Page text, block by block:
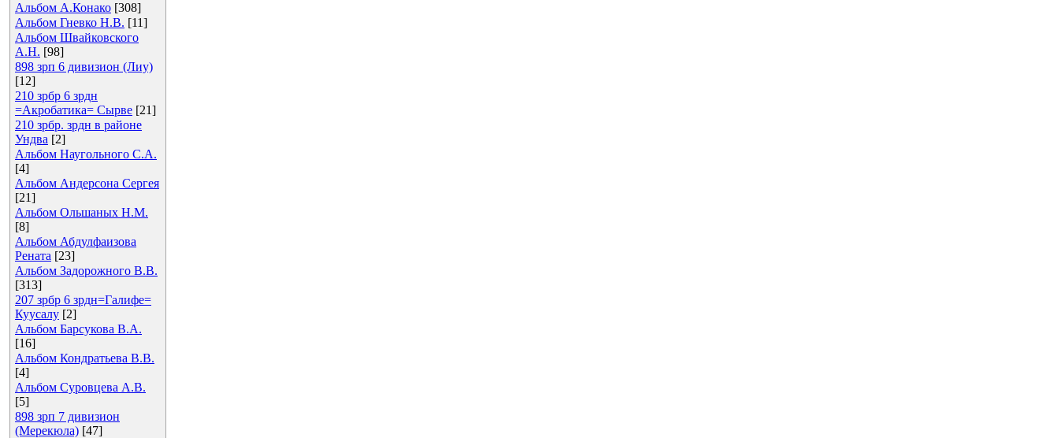
Альбом А.Конако [308]
Альбом Гневко Н.В. [11]
Альбом Швайковского
А.Н. [98]
898 зрп 6 дивизион (Лиу)
[12]
210 зрбр 6 зрдн
=Акробатика= Сырве [21]
210 зрбр. зрдн в районе
Ундва [2]
Альбом Наугольного С.А.
[4]
Альбом Андерсона Сергея
[21]
Альбом Ольшаных Н.М.
[8]
Альбом Абдулфаизова
Рената [23]
Альбом Задорожного В.В.
[313]
207 зрбр 6 зрдн=Галифе=
Куусалу [2]
Альбом Барсукова В.А.
[16]
Альбом Кондратьева В.В.
[4]
Альбом Суровцева А.В.
[5]
898 зрп 7 дивизион
(Мерекюла) [47]